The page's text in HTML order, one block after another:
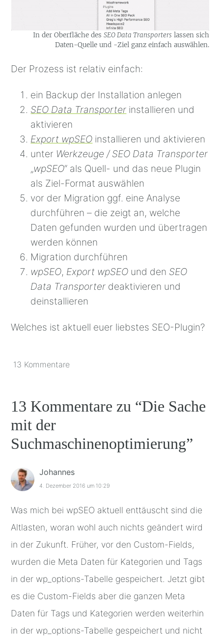
In der Oberfläche des SEO Data Transporterslassen sich
Daten-Quelle und -Ziel ganz einfach auswählen.
Der Prozess ist relativ einfach:
ein Backup der Installation anlegen
SEO Data Transporter installieren und
aktivieren
Export wpSEO installieren und aktivieren
unter Werkzeuge / SEO Data Transporter
„wpSEO“ als Quell- und das neue Plugin
als Ziel-Format auswählen
vor der Migration ggf. eine Analyse
durchführen – die zeigt an, welche
Daten gefunden wurden und übertragen
werden können
Migration durchführen
wpSEO, Export wpSEO und den SEO
Data Transporter deaktivieren und
deinstallieren
Welches ist aktuell euer liebstes SEO-Plugin?
13 Kommentare
13 Kommentare zu “Die Sache
mit der
Suchmaschinenoptimierung”
Johannes
4. Dezember 2016 um 10:29
Was mich bei wpSEO aktuell enttäuscht sind die
Altlasten, woran wohl auch nichts geändert wird
in der Zukunft. Früher, vor den Custom-Fields,
wurden die Meta Daten für Kategorien und Tags
in der wp_options-Tabelle gespeichert. Jetzt gibt
es die Custom-Fields aber die ganzen Meta
Daten für Tags und Kategorien werden weiterhin
in der wp_options-Tabelle gespeichert und nicht